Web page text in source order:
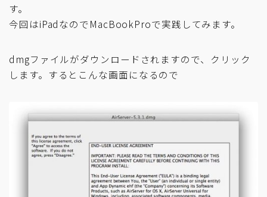
す。
今回はiPadなのでMacBookProで実践してみます。
dmgファイルがダウンロードされますので、クリック
します。するとこんな画面になるので